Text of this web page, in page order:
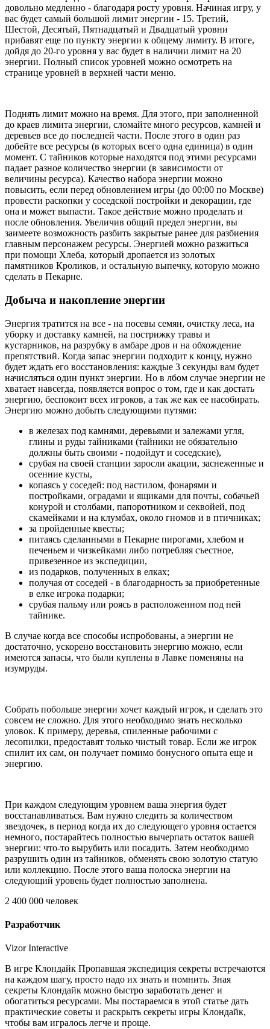
довольно медленно - благодаря росту уровня. Начиная игру, у
вас будет самый большой лимит энергии - 15. Третий,
Шестой, Десятый, Пятнадцатый и Двадцатый уровни
прибавят еще по пункту энергии к общему лимиту. В итоге,
дойдя до 20-го уровня у вас будет в наличии лимит на 20
энергии. Полный список уровней можно осмотреть на
странице уровней в верхней части меню.
Поднять лимит можно на время. Для этого, при заполненной
до краев лимита энергии, сломайте много ресурсов, камней и
деревьев все до последней части. После этого в один раз
добейте все ресурсы (в которых всего одна единица) в один
момент. С тайников которые находятся под этими ресурсами
падает разное количество энергии (в зависимости от
величины ресурса). Качество набора энергии можно
повысить, если перед обновлением игры (до 00:00 по Москве)
провести раскопки у соседской постройки и декорации, где
она и может выпасти. Такое действие можно проделать и
после обновления. Увеличив общий предел энергии, вы
заимеете возможность разбить закрытые ранее для разбиения
главным персонажем ресурсы. Энергией можно разжиться
при помощи Хлеба, который дропается из золотых
памятников Кроликов, и остальную выпечку, которую можно
сделать в Пекарне.
Добыча и накопление энергии
Энергия тратится на все - на посевы семян, очистку леса, на
уборку и доставку камней, на пострижку травы и
кустарников, на разрубку в амбаре дров и на обхождение
препятствий. Когда запас энергии подходит к концу, нужно
будет ждать его восстановления: каждые 3 секунды вам будет
начисляться один пункт энергии. Но в лбом случае энергии не
хватает навсегда, появляется вопрос о том, где и как достать
энергию, беспокоит всех игроков, а так же как ее насобирать.
Энергию можно добыть следующими путями:
в железах под камнями, деревьями и залежами угля,
глины и руды тайниками (тайники не обязательно
должны быть своими - подойдут и соседские),
срубая на своей станции заросли акации, заснеженные и
осенние кусты,
копаясь у соседей: под настилом, фонарями и
постройками, оградами и ящиками для почты, собачьей
конурой и столбами, папоротником и секвойей, под
скамейками и на клумбах, около гномов и в птичниках;
за пройденные квесты;
питаясь сделанными в Пекарне пирогами, хлебом и
печеньем и чизкейками либо потребляя съестное,
привезенное из экспедиции,
из подарков, полученных в елках;
получая от соседей - в благодарность за приобретенные
в елке игрока подарки;
срубая пальму или роясь в расположенном под ней
тайнике.
В случае когда все способы испробованы, а энергии не
достаточно, ускорено восстановить энергию можно, если
имеются запасы, что были куплены в Лавке поменяны на
изумруды.
Собрать побольше энергии хочет каждый игрок, и сделать это
совсем не сложно. Для этого необходимо знать несколько
уловок. К примеру, деревья, спиленные рабочими с
лесопилки, предоставят только чистый товар. Если же игрок
спилит их сам, он получает помимо бонусного опыта еще и
энергию.
При каждом следующим уровнем ваша энергия будет
восстанавливаться. Вам нужно следить за количеством
звездочек, в период когда их до следующего уровня остается
немного, постарайтесь полностью вычерпать остаток вашей
энергии: что-то вырубить или посадить. Затем необходимо
разрушить один из тайников, обменять свою золотую статую
или коллекцию. После этого ваша полоска энергии на
следующий уровень будет полностью заполнена.
2 400 000 человек
Разработчик
Vizor Interactive
В игре Клондайк Пропавшая экспедиция секреты встречаются
на каждом шагу, просто надо их знать и помнить. Зная
секреты Клондайк можно быстро заработать денег и
обогатиться ресурсами. Мы постараемся в этой статье дать
практические советы и раскрыть секреты игры Клондайк,
чтобы вам игралось легче и проще.